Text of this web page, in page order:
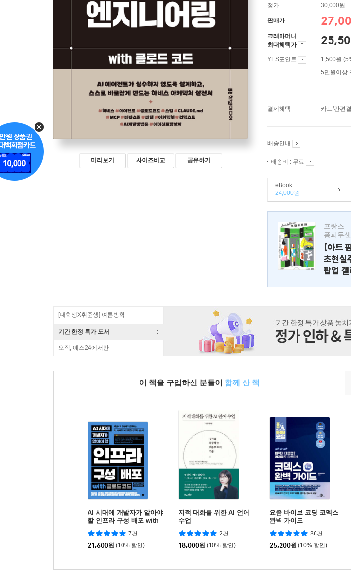
미리보기 사이즈비교 공유하기
정가 30,000원
판매가
크레마머니
최대혜택가
YES포인트
1,500원
5만원이상
결제혜택 카드/간편
배송안내
배송비 : 무료
eBook
24,000원
프랑스
퐁피두
[아트
초현실
팝업 갤
[대학생X취준생] 여름방학
기간 한정 특가 도서
오직, 예스24에서만
이 책을 구입하신 분들이 함께 산 책
AI 시대에 개발자가 알아야
할 인프라 구성 배포 with
클로드 코드
7건
21,600원 (10% 할인)
지적 대화를 위한 AI 언어
수업
2건
18,000원 (10% 할인)
요즘 바이브 코딩 코덱스
완벽 가이드
36건
25,200원 (10% 할인)